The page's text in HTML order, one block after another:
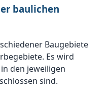
baulichen
Baugebiete
Es wird
den jeweiligen
sind.